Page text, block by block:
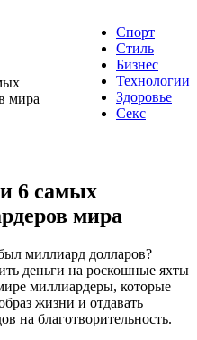
Спорт
Стиль
Бизнес
Технологии
Здоровье
Секс
мира
6 самых
мира
миллиард долларов?
деньги на роскошные яхты
миллиардеры, которые
жизни и отдавать
на благотворительность.